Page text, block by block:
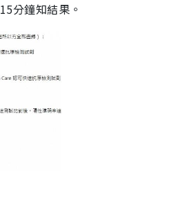
分鐘知結果。